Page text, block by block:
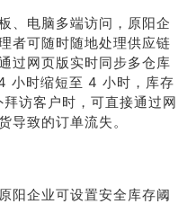
、电脑多端访问，原阳企
者可随时随地处理供应链
过网页版实时同步多仓库
小时缩短至 4 小时，库存
访客户时，可直接通过网
导致的订单流失。
阳企业可设置安全库存阈